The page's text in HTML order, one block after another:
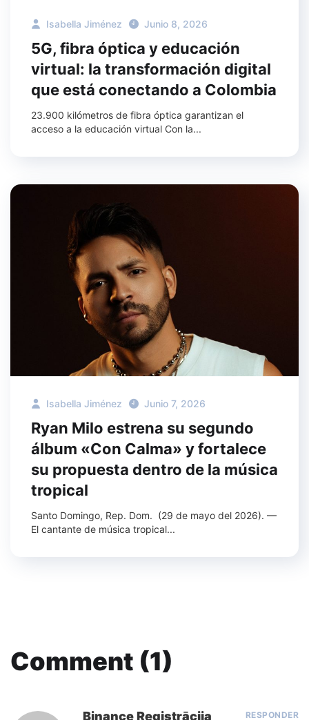
Isabella Jiménez Junio 8, 2026
5G, fibra óptica y educación
virtual: la transformación digital
que está conectando a Colombia
23.900 kilómetros de fibra óptica garantizan el
acceso a la educación virtual Con la...
Isabella Jiménez Junio 7, 2026
Ryan Milo estrena su segundo
álbum «Con Calma» y fortalece
su propuesta dentro de la música
tropical
Santo Domingo, Rep. Dom. (29 de mayo del 2026). —
El cantante de música tropical...
Comment (1)
Binance Registrācija RESPONDER